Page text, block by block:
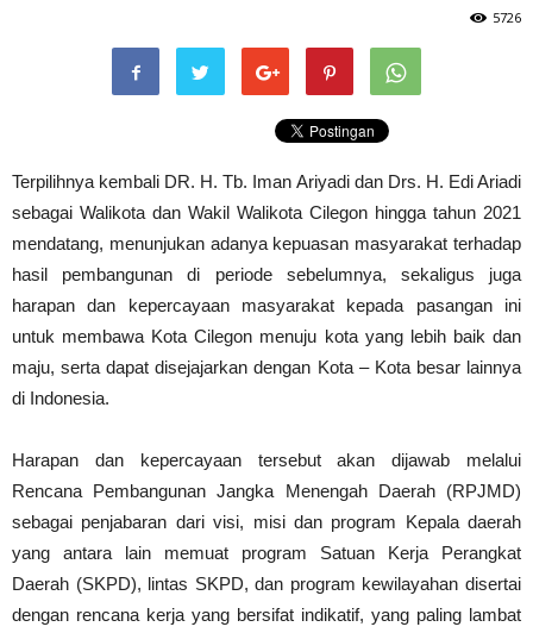
5726
Terpilihnya kembali DR. H. Tb. Iman Ariyadi dan Drs. H. Edi Ariadi
sebagai Walikota dan Wakil Walikota Cilegon hingga tahun 2021
mendatang, menunjukan adanya kepuasan masyarakat terhadap
hasil pembangunan di periode sebelumnya, sekaligus juga
harapan dan kepercayaan masyarakat kepada pasangan ini
untuk membawa Kota Cilegon menuju kota yang lebih baik dan
maju, serta dapat disejajarkan dengan Kota – Kota besar lainnya
di Indonesia.
Harapan dan kepercayaan tersebut akan dijawab melalui
Rencana Pembangunan Jangka Menengah Daerah (RPJMD)
sebagai penjabaran dari visi, misi dan program Kepala daerah
yang antara lain memuat program Satuan Kerja Perangkat
Daerah (SKPD), lintas SKPD, dan program kewilayahan disertai
dengan rencana kerja yang bersifat indikatif, yang paling lambat